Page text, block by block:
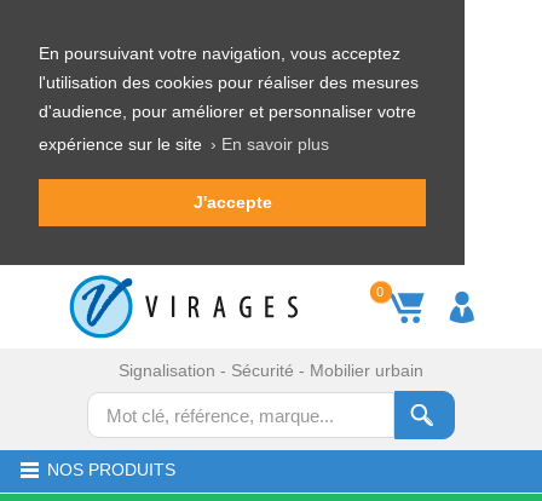
En poursuivant votre navigation, vous acceptez
l'utilisation des cookies pour réaliser des mesures
d'audience, pour améliorer et personnaliser votre
expérience sur le site › En savoir plus
J'accepte
0
Signalisation - Sécurité - Mobilier urbain
NOS PRODUITS